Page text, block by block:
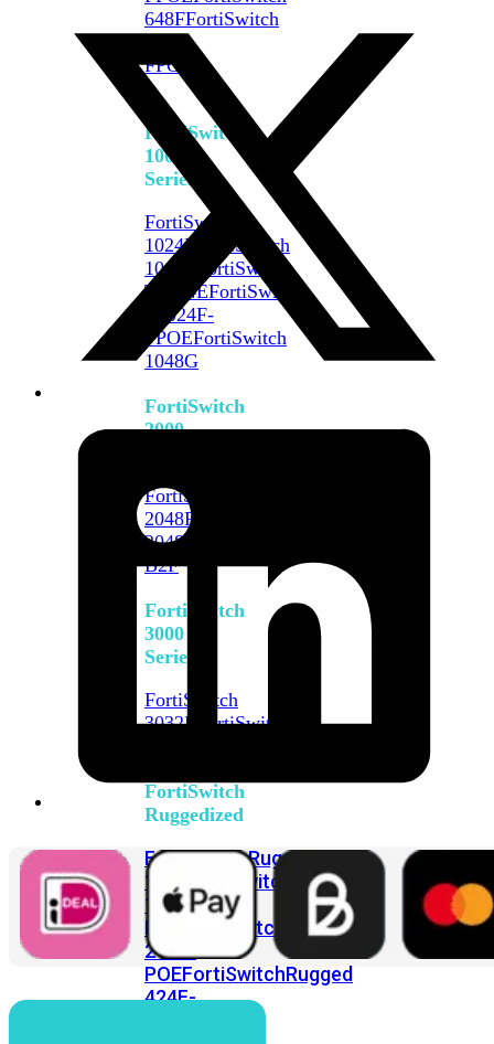
648FFortiSwitch
648F-
FPOE
FortiSwitch
1000
Series
FortiSwitch
1024E
FortiSwitch
1048E
FortiSwitch
T1024EFortiSwitch
T1024F-
FPOEFortiSwitch
1048G
FortiSwitch
2000
FortiSwitch
2048F
2048F-
B2F
FortiSwitch
3000
Series
FortiSwitch
3032E
FortiSwitch
FortiSwitch
Ruggedized
FortiSwitchRugged
108F
FortiSwitchRugged
112F-
POE
FortiSwitchRugged
216F-
POEFortiSwitchRugged
424F-